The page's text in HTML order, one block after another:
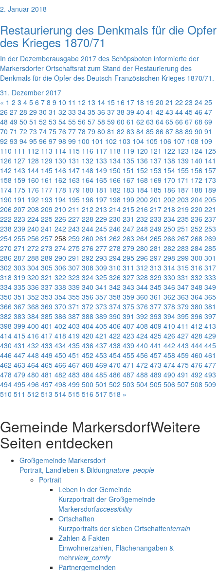
2. Januar 2018
Restaurierung des Denkmals für die Opfer
des Krieges 1870/71
In der Dezemberausgabe 2017 des Schöpsboten informierte der
Markersdorfer Ortschaftsrat zum Stand der Restaurierung des
Denkmals für die Opfer des Deutsch-Französischen Krieges 1870/71.
31. Dezember 2017
« 1 2 3 4 5 6 7 8 9 10 11 12 13 14 15 16 17 18 19 20 21 22 23 24 25
26 27 28 29 30 31 32 33 34 35 36 37 38 39 40 41 42 43 44 45 46 47
48 49 50 51 52 53 54 55 56 57 58 59 60 61 62 63 64 65 66 67 68 69
70 71 72 73 74 75 76 77 78 79 80 81 82 83 84 85 86 87 88 89 90 91
92 93 94 95 96 97 98 99 100 101 102 103 104 105 106 107 108 109
110 111 112 113 114 115 116 117 118 119 120 121 122 123 124 125
126 127 128 129 130 131 132 133 134 135 136 137 138 139 140 141
142 143 144 145 146 147 148 149 150 151 152 153 154 155 156 157
158 159 160 161 162 163 164 165 166 167 168 169 170 171 172 173
174 175 176 177 178 179 180 181 182 183 184 185 186 187 188 189
190 191 192 193 194 195 196 197 198 199 200 201 202 203 204 205
206 207 208 209 210 211 212 213 214 215 216 217 218 219 220 221
222 223 224 225 226 227 228 229 230 231 232 233 234 235 236 237
238 239 240 241 242 243 244 245 246 247 248 249 250 251 252 253
254 255 256 257 258 259 260 261 262 263 264 265 266 267 268 269
270 271 272 273 274 275 276 277 278 279 280 281 282 283 284 285
286 287 288 289 290 291 292 293 294 295 296 297 298 299 300 301
302 303 304 305 306 307 308 309 310 311 312 313 314 315 316 317
318 319 320 321 322 323 324 325 326 327 328 329 330 331 332 333
334 335 336 337 338 339 340 341 342 343 344 345 346 347 348 349
350 351 352 353 354 355 356 357 358 359 360 361 362 363 364 365
366 367 368 369 370 371 372 373 374 375 376 377 378 379 380 381
382 383 384 385 386 387 388 389 390 391 392 393 394 395 396 397
398 399 400 401 402 403 404 405 406 407 408 409 410 411 412 413
414 415 416 417 418 419 420 421 422 423 424 425 426 427 428 429
430 431 432 433 434 435 436 437 438 439 440 441 442 443 444 445
446 447 448 449 450 451 452 453 454 455 456 457 458 459 460 461
462 463 464 465 466 467 468 469 470 471 472 473 474 475 476 477
478 479 480 481 482 483 484 485 486 487 488 489 490 491 492 493
494 495 496 497 498 499 500 501 502 503 504 505 506 507 508 509
510 511 512 513 514 515 516 517 518 »
Gemeinde MarkersdorfWeitere
Seiten entdecken
Großgemeinde Markersdorf
Portrait, Landleben & Bildungnature_people
Portrait
Leben in der Gemeinde
Kurzportrait der Großgemeinde
Markersdorfaccessibility
Ortschaften
Kurzportraits der sieben Ortschaftenterrain
Zahlen & Fakten
Einwohnerzahlen, Flächenangaben &
mehrview_comfy
Partnergemeinden